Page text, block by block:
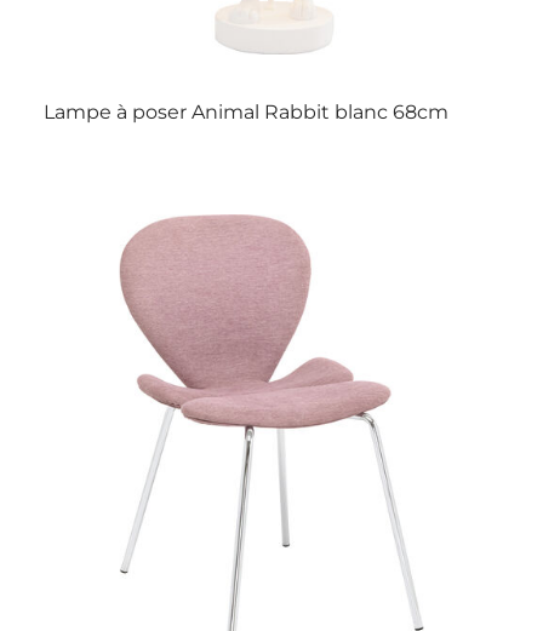
Lampe à poser Animal Rabbit blanc 68cm